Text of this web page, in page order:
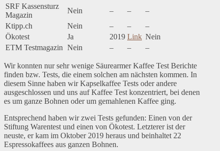
SRF Kassensturz
Magazin
Nein – –
–
Ktipp.ch
Nein – –
–
Ökotest
Ja 2019 Link Nein
ETM Testmagazin Nein – – –
Wir konnten nur sehr wenige Säurearmer Kaffee Test Berichte
finden bzw. Tests, die einem solchen am nächsten kommen. In
diesem Sinne haben wir Kapselkaffee Tests oder andere
ausgeschlossen und uns auf Kaffee Test konzentriert, bei denen
es um ganze Bohnen oder um gemahlenen Kaffee ging.
Entsprechend haben wir zwei Tests gefunden: Einen von der
Stiftung Warentest und einen von Ökotest. Letzterer ist der
neuste, er kam im Oktober 2019 heraus und beinhaltet 22
Espressokaffees aus ganzen Bohnen.